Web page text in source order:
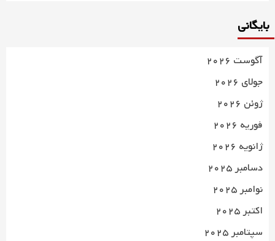
بایگانی
آگوست 2026
جولای 2026
ژوئن 2026
فوریه 2026
ژانویه 2026
دسامبر 2025
نوامبر 2025
اکتبر 2025
سپتامبر 2025